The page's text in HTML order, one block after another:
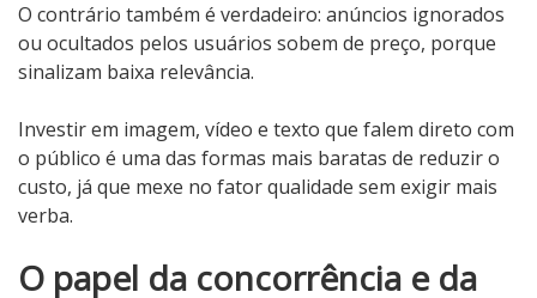
O contrário também é verdadeiro: anúncios ignorados
ou ocultados pelos usuários sobem de preço, porque
sinalizam baixa relevância.
Investir em imagem, vídeo e texto que falem direto com
o público é uma das formas mais baratas de reduzir o
custo, já que mexe no fator qualidade sem exigir mais
verba.
O papel da concorrência e da